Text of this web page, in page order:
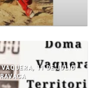
11 DE JULIO